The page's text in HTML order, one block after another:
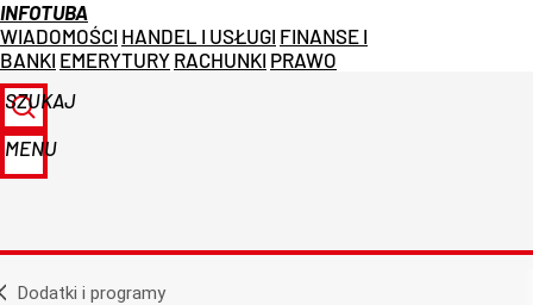
INFOTUBA
WIADOMOŚCI HANDEL I USŁUGI FINANSE I
BANKI EMERYTURY RACHUNKI PRAWO
SZUKAJ
MENU
Dodatki i programy